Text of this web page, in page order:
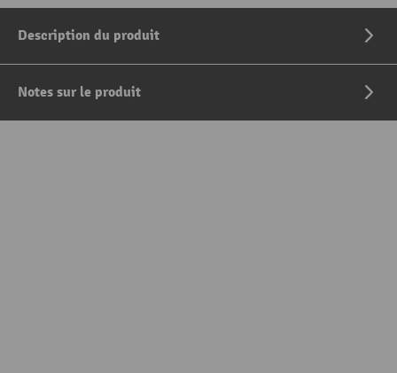
Description du produit
Notes sur le produit